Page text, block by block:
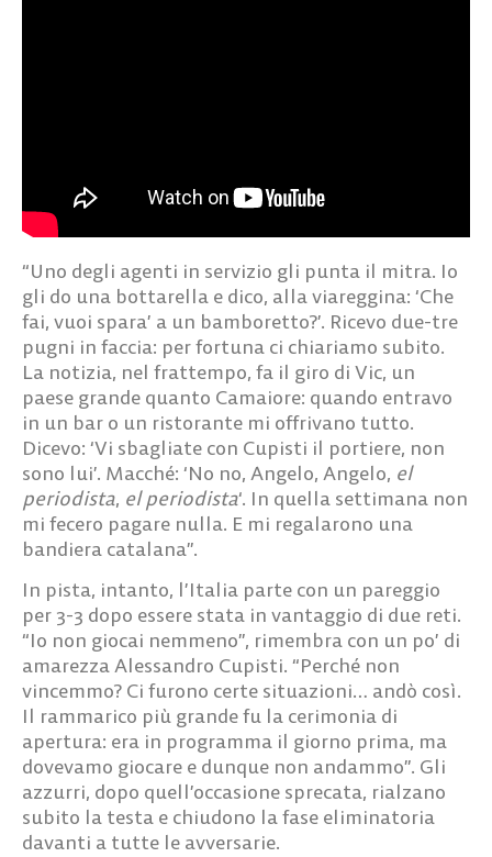
“Uno degli agenti in servizio gli punta il mitra. Io
gli do una bottarella e dico, alla viareggina: ‘Che
fai, vuoi spara’ a un bamboretto?’. Ricevo due-tre
pugni in faccia: per fortuna ci chiariamo subito.
La notizia, nel frattempo, fa il giro di Vic, un
paese grande quanto Camaiore: quando entravo
in un bar o un ristorante mi offrivano tutto.
Dicevo: ‘Vi sbagliate con Cupisti il portiere, non
sono lui’. Macché: ‘No no, Angelo, Angelo, el
periodista, el periodista‘. In quella settimana non
mi fecero pagare nulla. E mi regalarono una
bandiera catalana”.
In pista, intanto, l’Italia parte con un pareggio
per 3-3 dopo essere stata in vantaggio di due reti.
“Io non giocai nemmeno”, rimembra con un po’ di
amarezza Alessandro Cupisti. “Perché non
vincemmo? Ci furono certe situazioni… andò così.
Il rammarico più grande fu la cerimonia di
apertura: era in programma il giorno prima, ma
dovevamo giocare e dunque non andammo”. Gli
azzurri, dopo quell’occasione sprecata, rialzano
subito la testa e chiudono la fase eliminatoria
davanti a tutte le avversarie.